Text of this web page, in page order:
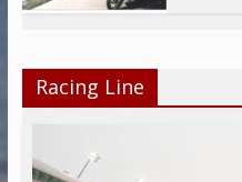
Racing Line